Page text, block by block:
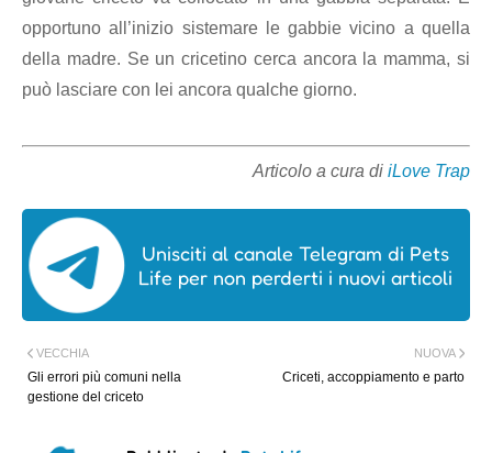
opportuno all’inizio sistemare le gabbie vicino a quella
della madre. Se un cricetino cerca ancora la mamma, si
può lasciare con lei ancora qualche giorno.
Articolo a cura di iLove Trap
Unisciti al canale Telegram di Pets
Life per non perderti i nuovi articoli
NUOVA
Criceti, accoppiamento e parto
VECCHIA
Gli errori più comuni nella
gestione del criceto